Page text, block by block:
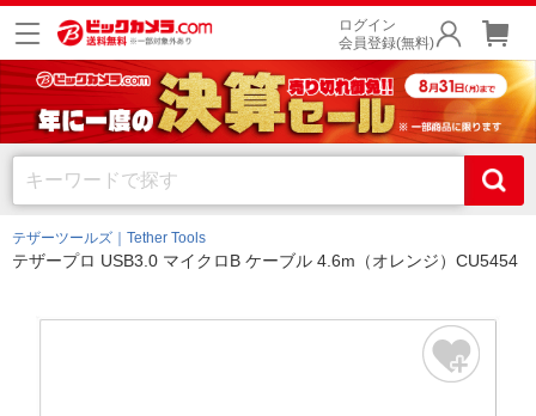
ログイン
会員登録(無料)
テザーツールズ｜Tether Tools
テザープロ USB3.0 マイクロB ケーブル 4.6m（オレンジ）CU5454